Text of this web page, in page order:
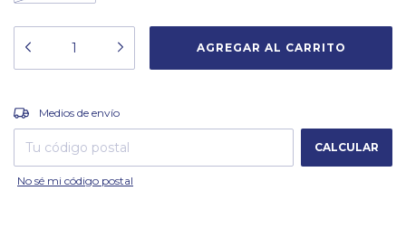
Entregas para el CP:
Medios de envío
CALCULAR
No sé mi código postal